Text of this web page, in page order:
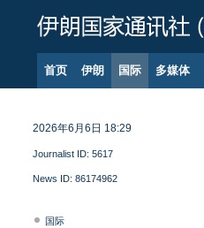
首页 伊朗 国际 多媒体
2026年6月6日 18:29
Journalist ID: 5617
News ID: 86174962
国际